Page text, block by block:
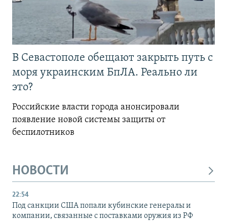
В Севастополе обещают закрыть путь с
моря украинским БпЛА. Реально ли
это?
Российские власти города анонсировали
появление новой системы защиты от
беспилотников
НОВОСТИ
22:54
Под санкции США попали кубинские генералы и
компании, связанные с поставками оружия из РФ